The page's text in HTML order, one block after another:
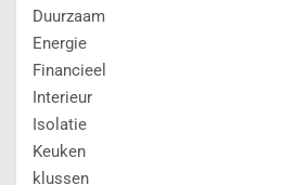
Duurzaam
Energie
Financieel
Interieur
Isolatie
Keuken
klussen